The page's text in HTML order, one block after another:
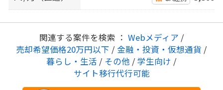
関連する案件を検索 ： Webメディア /
売却希望価格20万円以下 / 金融・投資・仮想通貨 /
暮らし・生活 / その他 / 学生向け /
サイト移行代行可能